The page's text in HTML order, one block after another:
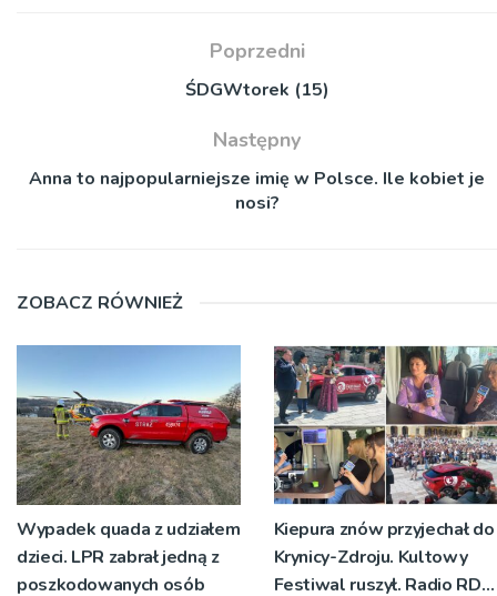
Poprzedni
ŚDGWtorek (15)
Następny
Anna to najpopularniejsze imię w Polsce. Ile kobiet je
nosi?
ZOBACZ RÓWNIEŻ
Wypadek quada z udziałem
dzieci. LPR zabrał jedną z
poszkodowanych osób
Kiepura znów przyjechał do
Krynicy-Zdroju. Kultowy
Festiwal ruszył. Radio RDN